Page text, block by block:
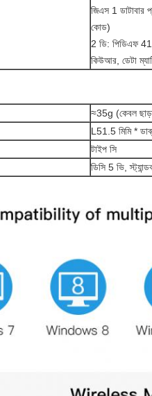
জিএস 1 ডাটাবার
কোড)
2 ডি: পিডিএফ
কিউআর, ডেটা
≈35g (কেবল
L51.5 মিমি *
টাইপ সি
ডিসি 5 ভি,